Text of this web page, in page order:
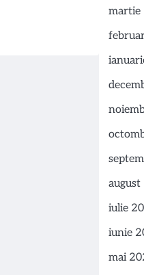
martie
iulie
iunie
mai